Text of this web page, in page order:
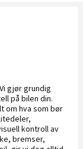
gjør grundig
på bilen din.
om hva som bør
kontroll av
bremser,